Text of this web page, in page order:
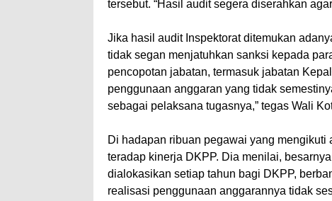
tersebut. “Hasil audit segera diserahkan
Jika hasil audit Inspektorat ditemukan
tidak segan menjatuhkan sanksi kepada
pencopotan jabatan, termasuk jabatan
penggunaan anggaran yang tidak
sebagai pelaksana tugasnya,” tegas Wali
Di hadapan ribuan pegawai yang
teradap kinerja DKPP. Dia menilai,
dialokasikan setiap tahun bagi DKPP,
realisasi penggunaan anggarannya tidak